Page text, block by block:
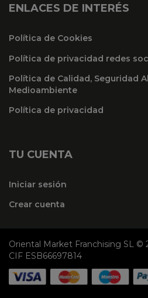
ENLACES DE INTERÉS
Política de Cookies
Política de privacidad redes
Política de Calidad, Seguridad
Medioambiente
Política de privacidad
TU CUENTA
Iniciar sesión
Crear cuenta
Oriental Market Franchising SL ©
CIF ESB66697814